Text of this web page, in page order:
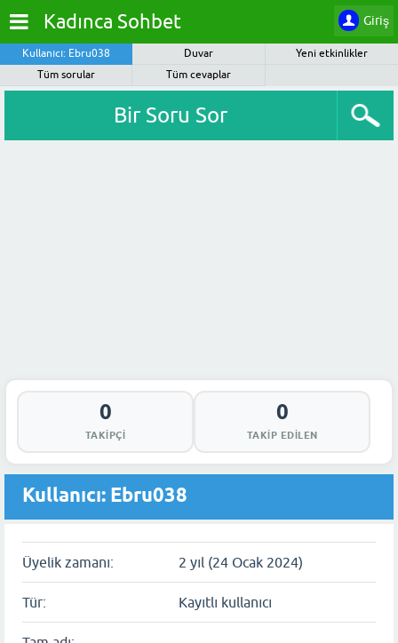
Giriş
Kadınca Sohbet
Kullanıcı: Ebru038 Duvar
Yeni etkinlikler
Tüm sorular
Tüm cevaplar
Bir Soru Sor
0
TAKIPÇI
0
TAKIP EDILEN
Kullanıcı: Ebru038
Üyelik zamanı: 2 yıl (24 Ocak 2024)
Tür: Kayıtlı kullanıcı